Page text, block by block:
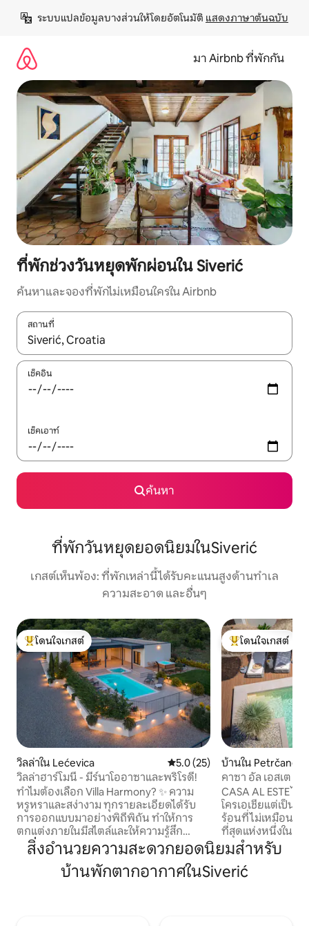
เนื้อหา
ระบบแปลข้อมูลบางส่วนให้โดยอัตโนมัติ แสดงภาษาต้นฉบับ
มา Airbnb ที่พักกัน
ที่พักช่วงวันหยุดพักผ่อนใน Siverić
ค้นหาและจองที่พักไม่เหมือนใครใน Airbnb
สถานที่
ใช้ลูกศรขึ้นลง หรือใช้การสัมผัสหรือปัด เพื่อสำรวจผลการค้นหา
เช็คอิน
เช็คเอาท์
ค้นหา
ที่พักวันหยุดยอดนิยมในSiverić
เกสต์เห็นพ้อง: ที่พักเหล่านี้ได้รับคะแนนสูงด้านทำเล
ความสะอาด และอื่นๆ
โดนใจเกสต์ที่สุด
โดนใจเกสต์
วิลล่าใน Lećevica คะแนนเฉลี่ย 5.0 จาก 5, 25 รีวิว
5.0 (25)
วิลล่าฮาร์โมนี - มีร์นาโออาซาและพริโรดี!
ทำไมต้องเลือก Villa Harmony? ✨ ความ
หรูหราและสง่างาม ทุกรายละเอียดได้รับ
การออกแบบมาอย่างพิถีพิถัน ทำให้การ
ตกแต่งภายในมีสไตล์และให้ความรู้สึก
อบอุ่นเหมือนอยู่บ้าน 🌿 ความเป็นส่วนตัว
และความสงบสุข ตั้งอยู่ห่างจากฝูงชน ล้อม
รอบด้วยสวนเขียวขจี เหมาะสำหรับการพัก
โดนใจเกสต์ที่สุด
โดนใจเกสต์
บ้านใน Petrčane
คาซา อัล เอสเต #
#ซาวน่า #ฟิตเนส
CASA AL ESTE ไ
โครเอเชียแต่เป็น
ร้อนที่ไม่เหมือนใค
ที่สุดแห่งหนึ่งใน
หมายของเราคือก
ความสุขตั้งแต่ตอ
ความฝันและแน่น
สิ่งอำนวยความสะดวกยอดนิยมสำหรับ
บ้านพักตากอากาศในSiverić